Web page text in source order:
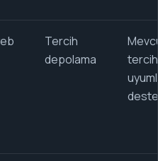
Tercih
depolama